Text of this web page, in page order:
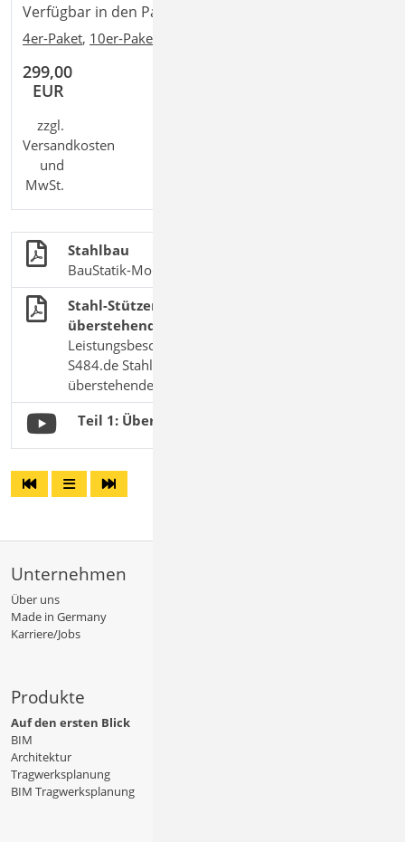
Verfügbar in den Paketen:
4er-Paket, 10er-Paket
299,00
EUR
zzgl.
Versandkosten
und
MwSt.
Stahlbau
BauStatik-Module nach DIN EN 1993-1-1
Stahl-Stützenfuß, eingespannt mit
überstehender Fußplatte
Leistungsbeschreibung des BauStatik-Moduls
S484.de Stahl-Stützenfuß, eingespannt mit
überstehender Fußplatte
Teil 1: Übersicht der Grundprinzipien
Unternehmen
Über uns
Made in Germany
Karriere/Jobs
Produkte
Auf den ersten Blick
BIM
Architektur
Tragwerksplanung
BIM Tragwerksplanung